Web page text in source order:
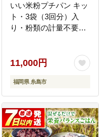
いい米粉プチパン キッ
ト・3袋（3回分）入
り・粉類の計量不要！
[AVC026]
11,000円
福岡県 糸島市